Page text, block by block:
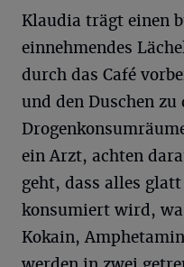
Klaudia trägt einen
einnehmendes
durch das Café
und den Duschen zu
ein Arzt, achten
geht, dass alles
konsumiert wird,
Kokain,